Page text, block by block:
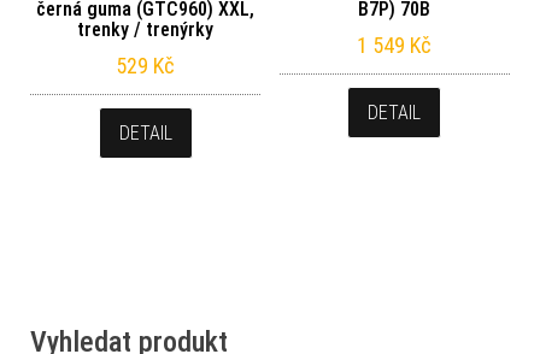
černá guma (GTC960) XXL,
trenky / trenýrky
529 Kč
DETAIL
B7P) 70B
1 549 Kč
DETAIL
Vyhledat produkt